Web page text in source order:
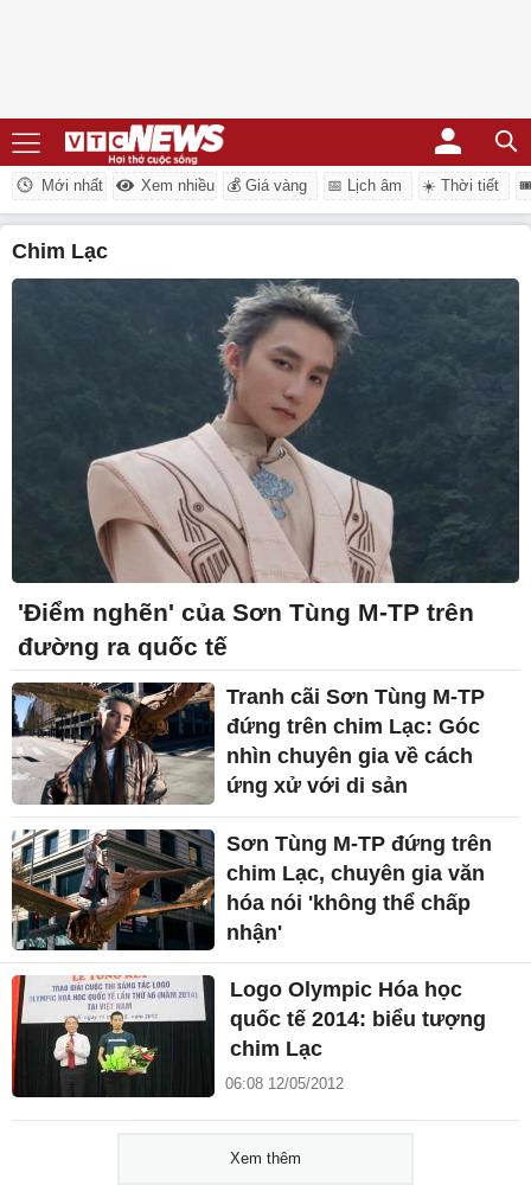
Mới nhất Xem nhiều 💰 Giá vàng 📅 Lịch âm ☀️ Thời tiết
chim Lạc
'Điểm nghẽn' của Sơn Tùng M-TP trên
đường ra quốc tế
Tranh cãi Sơn Tùng M-TP
đứng trên chim Lạc: Góc
nhìn chuyên gia về cách
ứng xử với di sản
Sơn Tùng M-TP đứng trên
chim Lạc, chuyên gia văn
hóa nói 'không thể chấp
nhận'
Logo Olympic Hóa học
quốc tế 2014: biểu tượng
chim Lạc
06:08 12/05/2012
Xem thêm